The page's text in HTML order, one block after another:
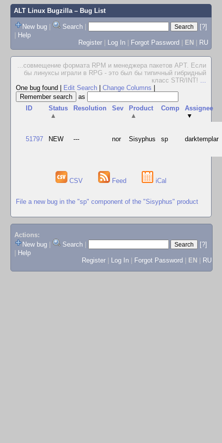
ALT Linux Bugzilla– Bug List
New bug | Search |
[?]
| Help
Register | Log In | Forgot Password | EN | RU
...совмещение формата RPM и менеджера пакетов APT. Если
бы линуксы играли в RPG - это был бы типичный гибридный
класс STR/INT! ...
One bug found
Edit Search Change Columns
as
ID
Status
▲
Resolution Sev
Product
▲
Comp
Assignee
▼
51797 NEW --- nor Sisyphus sp darktemplar
CSV Feed iCal
File a new bug in the "sp" component of the "Sisyphus" product
Actions:
New bug
Search
[?]
Help
Register
Log In Forgot Password EN RU